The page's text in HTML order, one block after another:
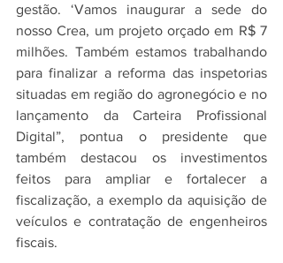
gestão. ‘Vamos inaugurar a sede do
nosso Crea, um projeto orçado em R$ 7
milhões. Também estamos trabalhando
para finalizar a reforma das inspetorias
situadas em região do agronegócio e no
lançamento da Carteira Profissional
Digital”, pontua o presidente que
também destacou os investimentos
feitos para ampliar e fortalecer a
fiscalização, a exemplo da aquisição de
veículos e contratação de engenheiros
fiscais.